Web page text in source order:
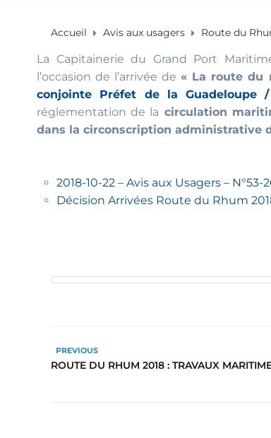
Accueil Avis aux usagers Route du
La Capitainerie du Grand Port
l’occasion de l’arrivée de« La route du
conjointe Préfet de la Guadeloupe
réglementation de la circulation
dans la circonscription administrative
2018-10-22 – Avis aux Usagers –
Décision Arrivées Route du Rhum
PREVIOUS
ROUTE DU RHUM 2018 : TRAVAUX